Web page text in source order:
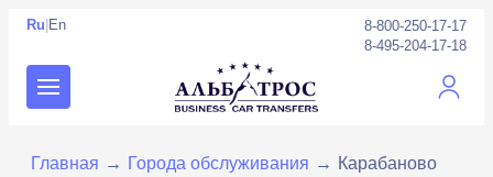
Ru En
8-800-250-17-17
8-495-204-17-18
Главная → Города обслуживания → Карабаново